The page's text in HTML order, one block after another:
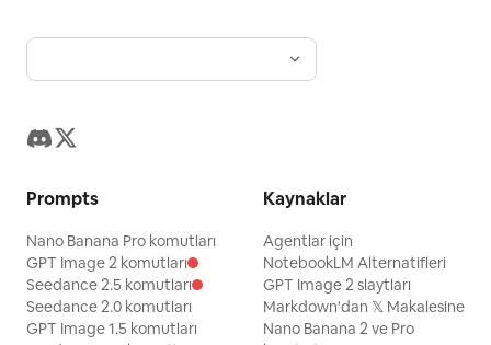
Prompts
Nano Banana Pro komutları
GPT Image 2 komutları
Seedance 2.5 komutları
Seedance 2.0 komutları
GPT Image 1.5 komutları
Kaynaklar
Agentlar için
NotebookLM Alternatifleri
GPT Image 2 slaytları
Markdown'dan 𝕏 Makalesine
Nano Banana 2 ve Pro